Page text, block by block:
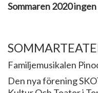
Sommaren 2020
Familjemusikalen
Den nya förening